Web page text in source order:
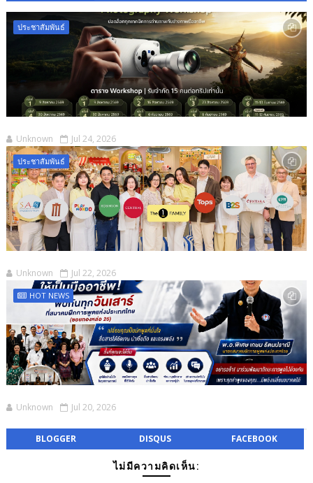
ประชาสัมพันธ์
Unknown Jul 24, 2026
ประชาสัมพันธ์
Unknown Jul 22, 2026
HOT NEWS
Unknown Jul 20, 2026
BLOGGER DISQUS FACEBOOK
ไม่มีความคิดเห็น: